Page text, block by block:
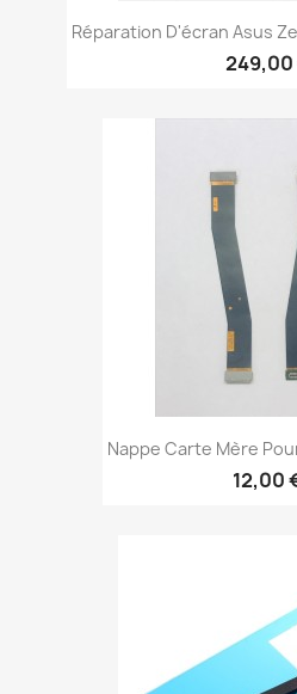
Réparation D'écran Asus
249,00
Nappe Carte Mère
12,00